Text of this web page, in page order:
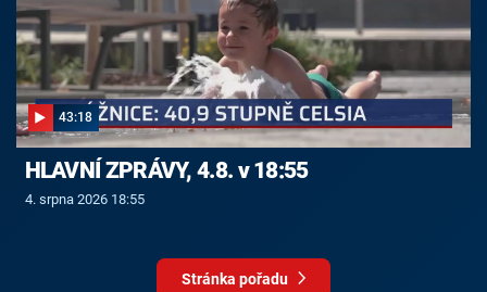
43:18
HLAVNÍ ZPRÁVY, 4.8. v 18:55
4. srpna 2026 18:55
Stránka pořadu